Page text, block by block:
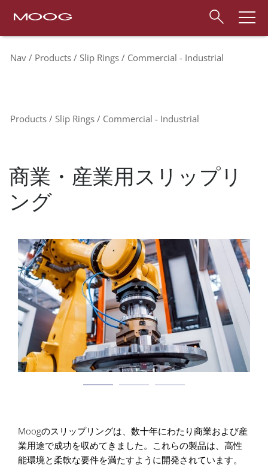
Nav Products Slip Rings Commercial - Industrial
Products Slip Rings Commercial - Industrial
商業・産業用スリップリ
ング
Moogのスリップリングは、数十年にわたり商業および産
業用途で成功を収めてきました。これらの製品は、高性
能環境と柔軟な要件を満たすように開発されています。